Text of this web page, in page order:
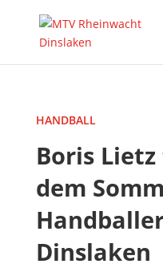
HANDBALL
Boris
dem
Dinslaken